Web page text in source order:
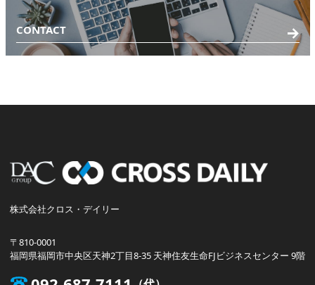
CONTACT
株式会社クロス・デイリー
〒810-0001
福岡県福岡市中央区天神2丁目8-35 天神住友生命FJビジネスセンター 9階